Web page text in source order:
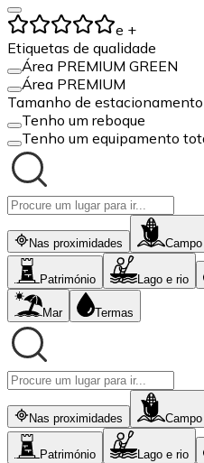
e +
Etiquetas de qualidade
Área PREMIUM GREEN
Área PREMIUM
Tamanho de
Tenho um reboque
Tenho um equipamento
Nas proximidades Campo
Património Lago e rio
Mar Termas
Nas proximidades Campo
Património Lago e rio